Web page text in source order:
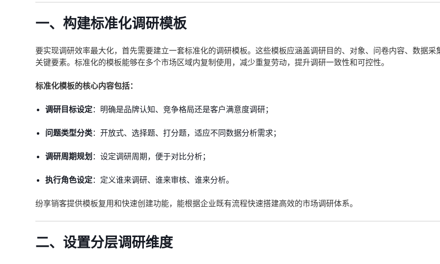
一、构建标准化调研模板
要实现调研效率最大化，首先需要建立一套标准化的调研模板。这些模板应涵盖调研目的、对象、问卷内容、数据采
关键要素。标准化的模板能够在多个市场区域内复制使用，减少重复劳动，提升调研一致性和可控性。
标准化模板的核心内容包括：
调研目标设定：明确是品牌认知、竞争格局还是客户满意度调研；
问题类型分类：开放式、选择题、打分题，适应不同数据分析需求；
调研周期规划 ：设定调研周期，便于对比分析；
执行角色设定：定义谁来调研、谁来审核、谁来分析。
纷享销客提供模板复用和快速创建功能，能根据企业既有流程快速搭建高效的市场调研体系。
二、设置分层调研维度